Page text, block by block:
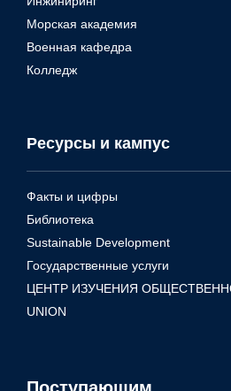
Морская академия
Военная кафедра
Колледж
Ресурсы и кампус
Факты и цифры
Библиотека
Sustainable Development
Государственные услуги
ЦЕНТР ИЗУЧЕНИЯ
UNION